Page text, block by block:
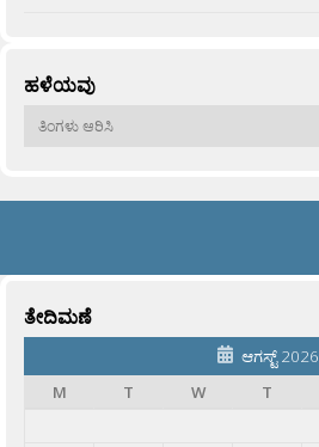
ಹಳೆಯವು
ಹಳೆಯವು
ತೇದಿಮಣೆ
ಆಗಸ್ಟ್ 2026
M
T W T